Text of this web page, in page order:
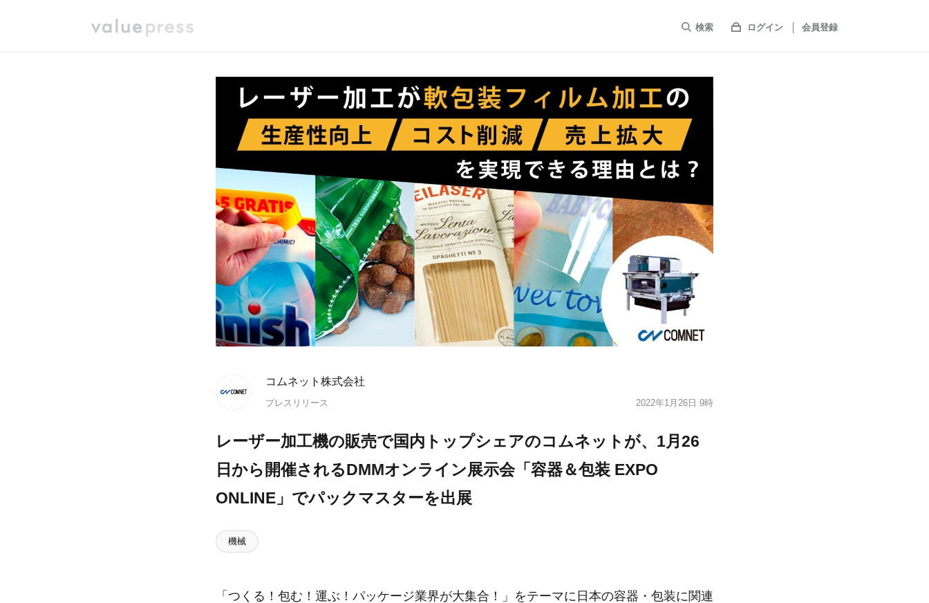
検索 ログイン 会員登録
コムネット株式会社
プレスリリース 2022年1月26日 9時
レーザー加工機の販売で国内トップシェアのコムネットが、1月26
日から開催されるDMMオンライン展示会「容器＆包装 EXPO
ONLINE」でパックマスターを出展
機械
「つくる！包む！運ぶ！パッケージ業界が大集合！」をテーマに日本の容器・包装に関連